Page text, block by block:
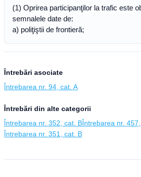
(1) Oprirea participanţilor la trafic este
semnalele date de:
a) poliţiştii de frontieră;
Întrebări asociate
Întrebarea nr. 94, cat. A
Întrebări din alte categorii
Întrebarea nr. 352, cat. BÎntrebarea nr.
Întrebarea nr. 351, cat. B